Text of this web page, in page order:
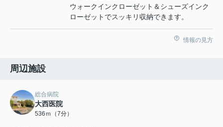
ウォークインクローゼット＆シューズインク
ローゼットでスッキリ収納できます。
情報の見方
周辺施設
総合病院
大西医院
536ｍ（7分）